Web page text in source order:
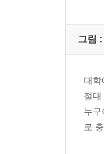
그림 :
대학
절대
누구
로